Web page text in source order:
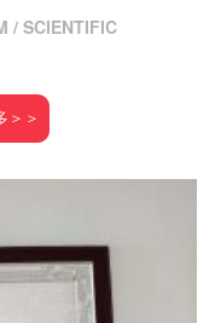
/ SCIENTIFIC
＞＞